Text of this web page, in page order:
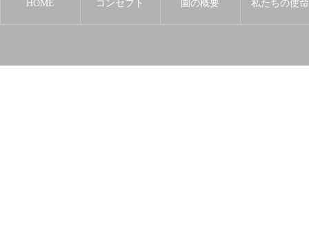
HOME コンセプト 園の概要 私たちの使命